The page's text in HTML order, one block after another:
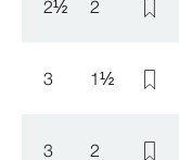
2½ 2
3 1½
3 2